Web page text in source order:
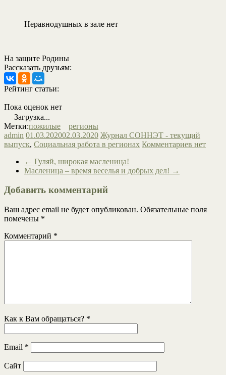
Неравнодушных в зале нет
На защите Родины
Рассказать друзьям:
Рейтинг статьи:
Пока оценок нет
Загрузка...
Метки:пожилые
регионы
admin 01.03.202002.03.2020 Журнал СОННЭТ - текущий
выпуск, Социальная работа в регионах Комментариев нет
← Гуляй, широкая масленица!
Масленица – время веселья и добрых дел! →
Добавить комментарий
Ваш адрес email не будет опубликован. Обязательные поля
помечены *
Комментарий *
Как к Вам обращаться? *
Email *
Сайт